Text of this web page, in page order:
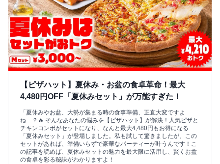
【ピザハット】夏休み・お盆の食卓革命！最大
4,480円OFF「夏休みセット」が万能すぎた！
「夏休みやお盆、大勢が集まる時の食事準備、正直大変ですよ
ね…？🔥 そんなあなたの悩みを【ピザハット】が解決！人気ピザと
チキンコンボがセットになり、なんと最大4,480円もお得になる
「夏休みセット」が登場しました。私も試して驚きましたが、この
セットがあれば、準備いらずで豪華なパーティーが叶うんです！こ
の記事を読めば、夏休みセットの魅力を最大限に活用し、賢くお盆
の食卓を彩る秘訣がわかりますよ！